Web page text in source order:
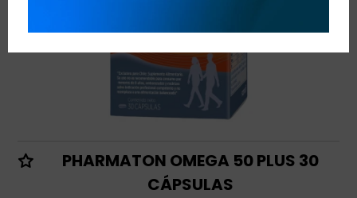
PHARMATON OMEGA 50 PLUS 30
CÁPSULAS